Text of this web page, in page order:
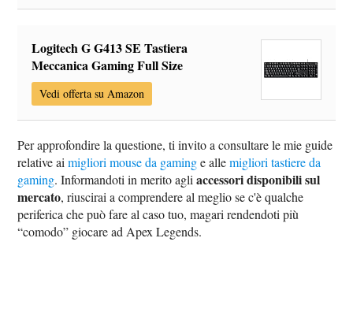
Logitech G G413 SE Tastiera
Meccanica Gaming Full Size
Vedi offerta su Amazon
Per approfondire la questione, ti invito a consultare le mie guide
relative aimigliori mouse da gaminge allemigliori tastiere da
gaming. Informandoti in merito agliaccessori disponibili sul
mercato, riuscirai a comprendere al meglio se c'è qualche
periferica che può fare al caso tuo, magari rendendoti più
“comodo” giocare ad Apex Legends.